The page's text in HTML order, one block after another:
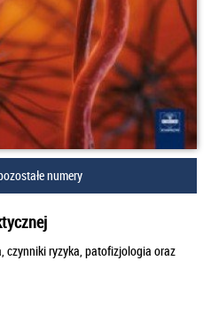
numery
czynniki ryzyka, patofizjologia oraz